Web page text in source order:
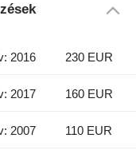
2016 230 EUR
2017 160 EUR
2007 110 EUR